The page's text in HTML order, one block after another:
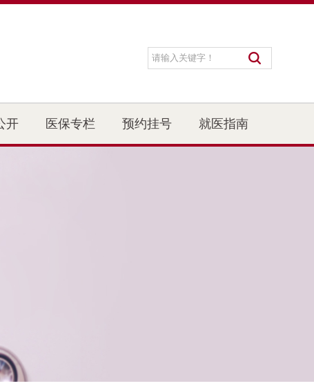
开 医保专栏 预约挂号 就医指南